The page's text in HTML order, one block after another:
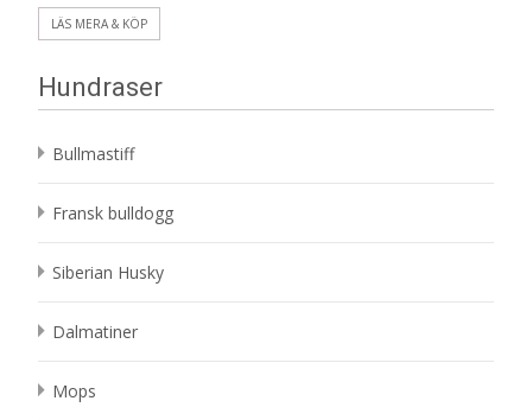
LÄS MERA & KÖP
Hundraser
Bullmastiff
Fransk bulldogg
Siberian Husky
Dalmatiner
Mops